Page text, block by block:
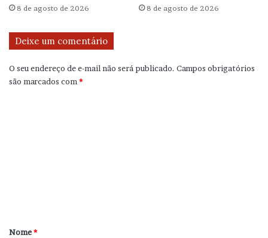
8 de agosto de 2026 8 de agosto de 2026
Deixe um comentário
O seu endereço de e-mail não será publicado. Campos obrigatórios
são marcados com *
r
Nome*